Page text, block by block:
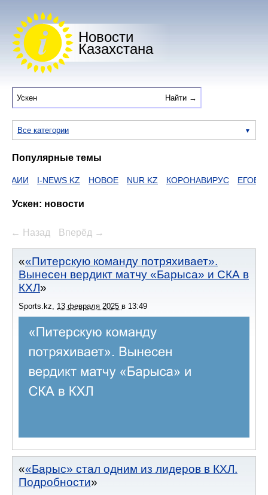
Новости
Казахстана
Все категории
Популярные темы
I-NEWS KZ НОВОЕ NUR KZ КОРОНАВИРУС ЕГОВ
Ускен: новости
← Назад Вперёд →
«Питерскую команду потряхивает».
Вынесен вердикт матчу «Барыса» и СКА в
КХЛ
Sports.kz, 13 февраля 2025 в 13:49
«Барыс» стал одним из лидеров в КХЛ.
Подробности